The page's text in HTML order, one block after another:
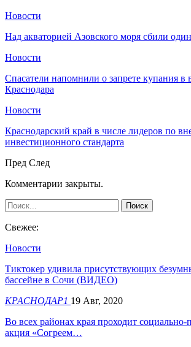
Новости
Над акваторией Азовского моря сбили
Новости
Спасатели напомнили о запрете купания в
Краснодара
Новости
Краснодарский край в числе лидеров по
инвестиционного стандарта
Пред След
Комментарии закрыты.
Свежее:
Новости
Тиктокер удивила присутствующих
бассейне в Сочи (ВИДЕО)
КРАСНОДАР1 19 Авг, 2020
Во всех районах края проходит социально-
акция «Согреем…